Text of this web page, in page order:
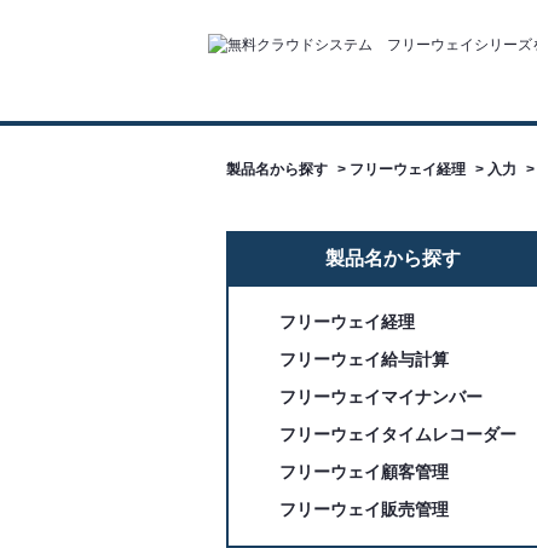
製品名から探す > フリーウェイ経理 > 入力 >
製品名から探す
フリーウェイ経理
フリーウェイ給与計算
フリーウェイマイナンバー
フリーウェイタイムレコーダー
フリーウェイ顧客管理
フリーウェイ販売管理